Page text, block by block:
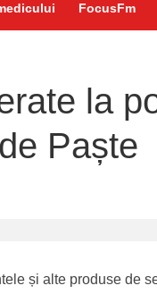
FocusFm
la
Paște
și alte produse de